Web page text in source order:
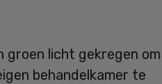
groen licht gekregen
behandelkamer te